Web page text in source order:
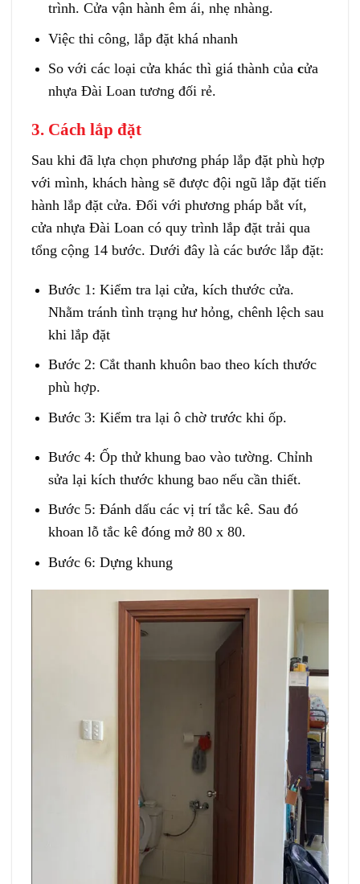
trình. Cửa vận hành êm ái, nhẹ nhàng.
Việc thi công, lắp đặt khá nhanh
So với các loại cửa khác thì giá thànhcủa cửa
nhựa Đài Loantương đối rẻ.
3. Cách lắp đặt
Sau khi đã lựa chọn phương pháp lắp đặt phù hợp
với mình, khách hàng sẽ được đội ngũ lắp đặt tiến
hành lắp đặt cửa. Đối với phương pháp bắt vít,
cửa nhựa Đài Loan có quy trình lắp đặt trải qua
tổng cộng 14 bước. Dưới đây là các bước lắp đặt:
Bước 1: Kiểm tra lại cửa, kích thước cửa.
Nhằm tránh tình trạng hư hỏng, chênh lệch sau
khi lắp đặt
Bước 2: Cắt thanh khuôn bao theo kích thước
phù hợp.
Bước 3: Kiểm tra lại ô chờ trước khi ốp.
Bước 4: Ốp thử khung bao vào tường. Chỉnh
sửa lại kích thước khung bao nếu cần thiết.
Bước 5: Đánh dấu các vị trí tắc kê. Sau đó
khoan lỗ tắc kê đóng mở 80 x 80.
Bước 6: Dựng khung